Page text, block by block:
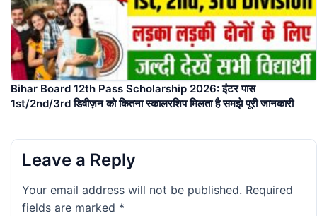
Bihar Board 12th Pass Scholarship 2026: इंटर पास
1st/2nd/3rd डिवीज़न को कितना स्कालरशिप मिलता है समझे पूरी जानकारी
Leave a Reply
Your email address will not be published. Required
fields are marked *